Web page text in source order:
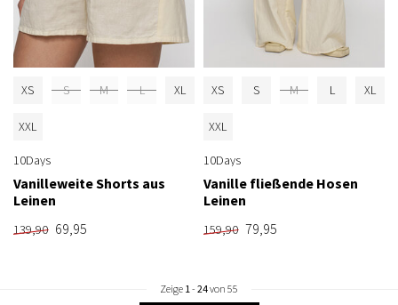
XS S M L XL
XXL
10Days
Vanilleweite Shorts aus
Leinen
139,90 69,95
XS S M L XL
XXL
10Days
Vanille fließende Hosen
Leinen
159,90 79,95
Zeige 1- 24von 55